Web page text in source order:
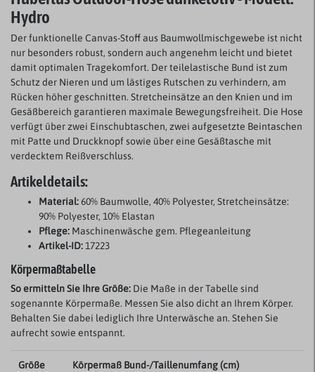
Hydro
Der funktionelle Canvas-Stoff aus Baumwollmischgewebe ist nicht
nur besonders robust, sondern auch angenehm leicht und bietet
damit optimalen Tragekomfort. Der teilelastische Bund ist zum
Schutz der Nieren und um lästiges Rutschen zu verhindern, am
Rücken höher geschnitten. Stretcheinsätze an den Knien und im
Gesäßbereich garantieren maximale Bewegungsfreiheit. Die Hose
verfügt über zwei Einschubtaschen, zwei aufgesetzte Beintaschen
mit Patte und Druckknopf sowie über eine Gesäßtasche mit
verdecktem Reißverschluss.
Artikeldetails:
Material:60% Baumwolle, 40% Polyester, Stretcheinsätze:
90% Polyester, 10% Elastan
Pflege: Maschinenwäsche gem. Pflegeanleitung
Artikel-ID:17223
Körpermaßtabelle
So ermitteln Sie Ihre Größe: Die Maße in der Tabelle sind
sogenannte Körpermaße. Messen Sie also dicht an Ihrem Körper.
Behalten Sie dabei lediglich Ihre Unterwäsche an. Stehen Sie
aufrecht sowie entspannt.
Größe Körpermaß Bund-/Taillenumfang (cm)